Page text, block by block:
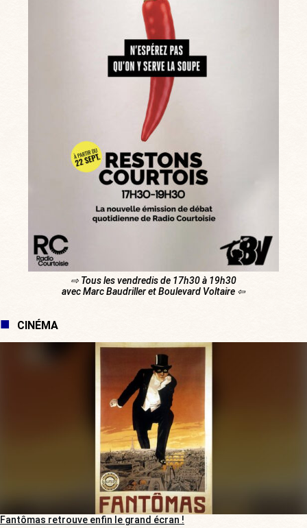
⇨ Tous les vendredis de 17h30 à 19h30
avec Marc Baudriller et Boulevard Voltaire ⇦
CINÉMA
Fantômas retrouve enfin le grand écran !